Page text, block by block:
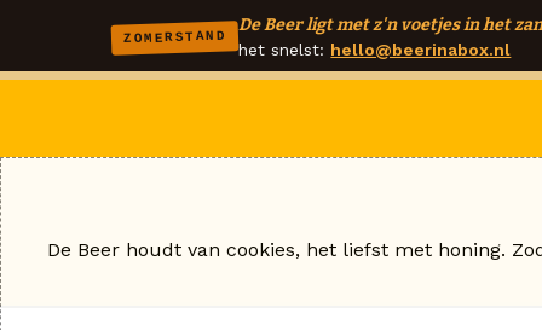
ZOMERSTAND
De Beer ligt met z'n voetjes in het
het snelst: hello@beerinabox.nl
De Beer houdt van cookies, het liefst met honing.